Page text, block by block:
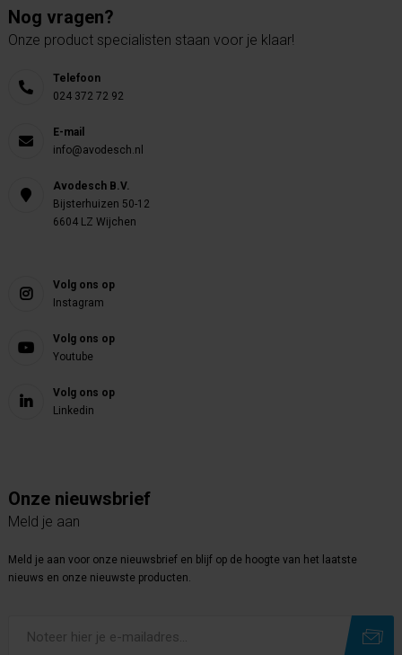
Nog vragen?
Onze product specialisten staan voor je klaar!
Telefoon
024 372 72 92
E-mail
info@avodesch.nl
Avodesch B.V.
Bijsterhuizen 50-12
6604 LZ Wijchen
Volg ons op
Instagram
Volg ons op
Youtube
Volg ons op
Linkedin
Onze nieuwsbrief
Meld je aan
Meld je aan voor onze nieuwsbrief en blijf op de hoogte van het laatste
nieuws en onze nieuwste producten.